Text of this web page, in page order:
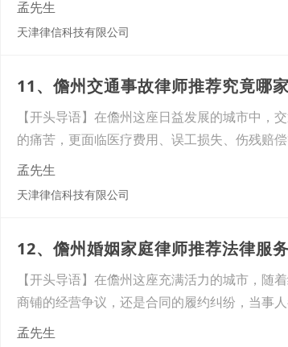
孟先生
天津律信科技有限公司
11、儋州交通事故律师推荐究竟哪
【开头导语】在儋州这座日益发展的城市中
的痛苦，更面临医疗费用、误工损失、伤残赔
孟先生
天津律信科技有限公司
12、儋州婚姻家庭律师推荐法律服
【开头导语】在儋州这座充满活力的城市，随
商铺的经营争议，还是合同的履约纠纷，当事
孟先生